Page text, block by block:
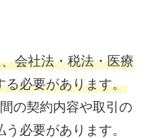
会社法・税法・医療
る必要があります。
の契約内容や取引の
必要があります。